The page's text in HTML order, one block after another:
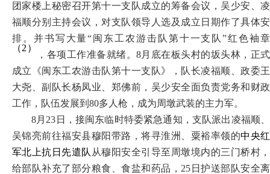
团家楼上秘密召开第十一支队成立的筹备会议，吴少安、凌
福顺分别主持会议，对支队领导人选及成立日期作了具体安
排。并书写大量“闽东工农游击队第十一支队”红色袖章
（2）
，各项工作准备就绪。8月底在板头村的坂头林，正式
成立《闽东工农游击队第十一支队》，队长凌福顺、政委王
大尧、副队长杨凤业、郑佛前，吴少安全面负责党务和财政
工作，队伍发展到 80多人枪，成为周墩武装的主力军。
8月23日， 接闽东临时特委紧急通知， 支队派出凌福顺、
吴锦亮前往福安县穆阳带路，将寻淮洲、 粟裕率领的中央红
军北上抗日先遣队 从穆阳安全引导至周墩境内的三门桥村，
给部队补充了部分粮食 、食盐和药品， 25日护送部队安全离